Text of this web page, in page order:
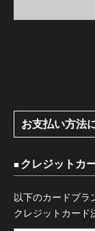
お支払い方法
クレジットカ
以下のカードブラ
クレジットカード